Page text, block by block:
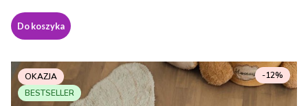
Do koszyka
OKAZJA
BESTSELLER
-12%